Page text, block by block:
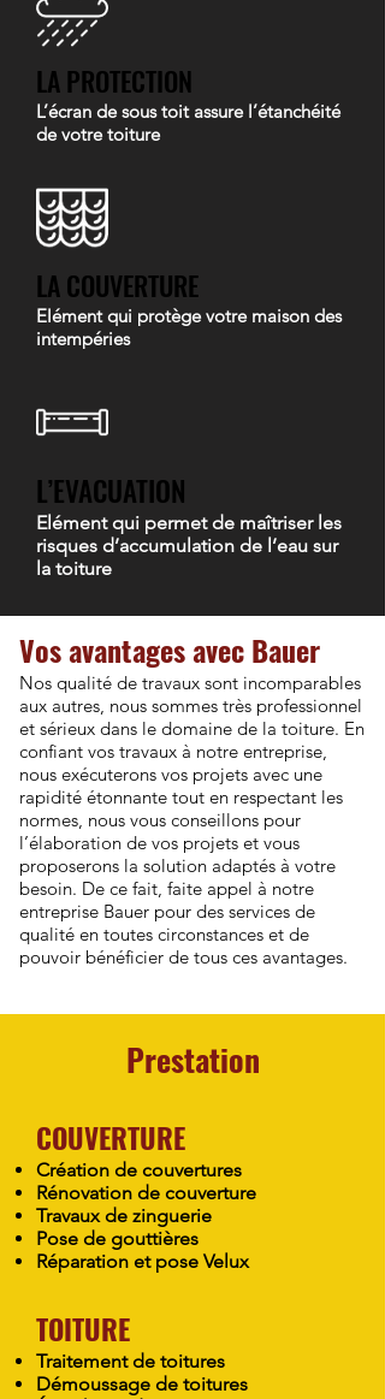
LA PROTECTION
L’écran de sous toit assure l’étanchéité
de votre toiture
LA COUVERTURE
Elément qui protège votre maison des
intempéries
L’EVACUATION
Elément qui permet de maîtriser les
risques d’accumulation de l’eau sur
la toiture
Vos avantages avec Bauer
Nos qualité de travaux sont incomparables
aux autres, nous sommes très professionnel
et sérieux dans le domaine de la toiture. En
confiant vos travaux à notre entreprise,
nous exécuterons vos projets avec une
rapidité étonnante tout en respectant les
normes, nous vous conseillons pour
l’élaboration de vos projets et vous
proposerons la solution adaptés à votre
besoin. De ce fait, faite appel à notre
entreprise Bauer pour des services de
qualité en toutes circonstances et de
pouvoir bénéficier de tous ces avantages.
Prestation
COUVERTURE
Création de couvertures
Rénovation de couverture
Travaux de zinguerie
Pose de gouttières
Réparation et pose Velux
TOITURE
Traitement de toitures
Démoussage de toitures